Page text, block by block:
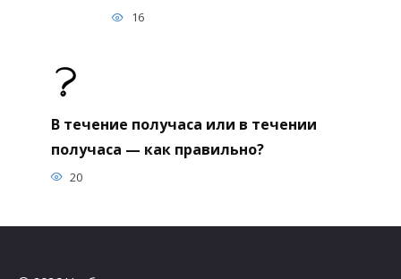
16
В течение получаса или в течении
получаса — как правильно?
20